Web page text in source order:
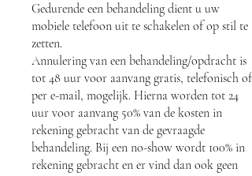
Gedurende een behandeling dient u uw
mobiele telefoon uit te schakelen of op stil te
zetten.
Annulering van een behandeling/opdracht is
tot 48 uur voor aanvang gratis, telefonisch of
per e-mail, mogelijk. Hierna worden tot 24
uur voor aanvang 50% van de kosten in
rekening gebracht van de gevraagde
behandeling. Bij een no-show wordt 100% in
rekening gebracht en er vind dan ook geen